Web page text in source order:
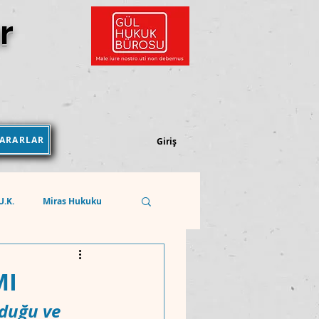
Kararlar Kütüphanesi
Giriş
Miras Hukuku
Sosyal Güvenlik Hukuku
REKABET HUKUKU
ve